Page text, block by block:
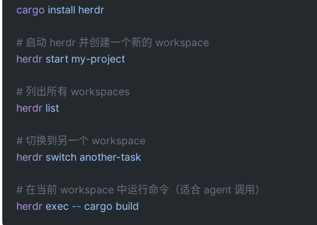
cargo install herdr
# 启动 herdr 并创建一个新的 workspace
herdr start my-project
# 列出所有 workspaces
herdr list
# 切换到另一个 workspace
herdr switch another-task
# 在当前 workspace 中运行命令（适合 agent 调用）
herdr exec -- cargo build